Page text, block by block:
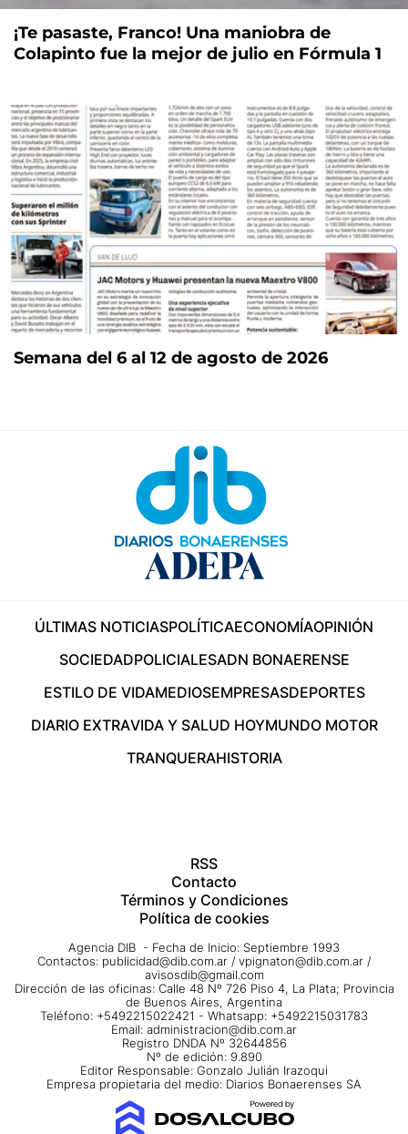
¡Te pasaste, Franco! Una maniobra de
Colapinto fue la mejor de julio en Fórmula 1
Semana del 6 al 12 de agosto de 2026
ÚLTIMAS NOTICIASPOLÍTICAECONOMÍAOPINIÓN
SOCIEDADPOLICIALESADN BONAERENSE
ESTILO DE VIDAMEDIOSEMPRESASDEPORTES
DIARIO EXTRAVIDA Y SALUD HOYMUNDO MOTOR
TRANQUERAHISTORIA
RSS
Contacto
Términos y Condiciones
Política de cookies
Agencia DIB - Fecha de Inicio: Septiembre 1993
Contactos: publicidad@dib.com.ar / vpignaton@dib.com.ar /
avisosdib@gmail.com
Dirección de las oficinas: Calle 48 Nº 726 Piso 4, La Plata; Provincia
de Buenos Aires, Argentina
Teléfono: +5492215022421 - Whatsapp: +5492215031783
Email: administracion@dib.com.ar
Registro DNDA Nº 32644856
Nº de edición: 9.890
Editor Responsable: Gonzalo Julián Irazoqui
Empresa propietaria del medio: Diarios Bonaerenses SA